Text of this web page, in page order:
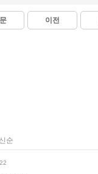
이전
순